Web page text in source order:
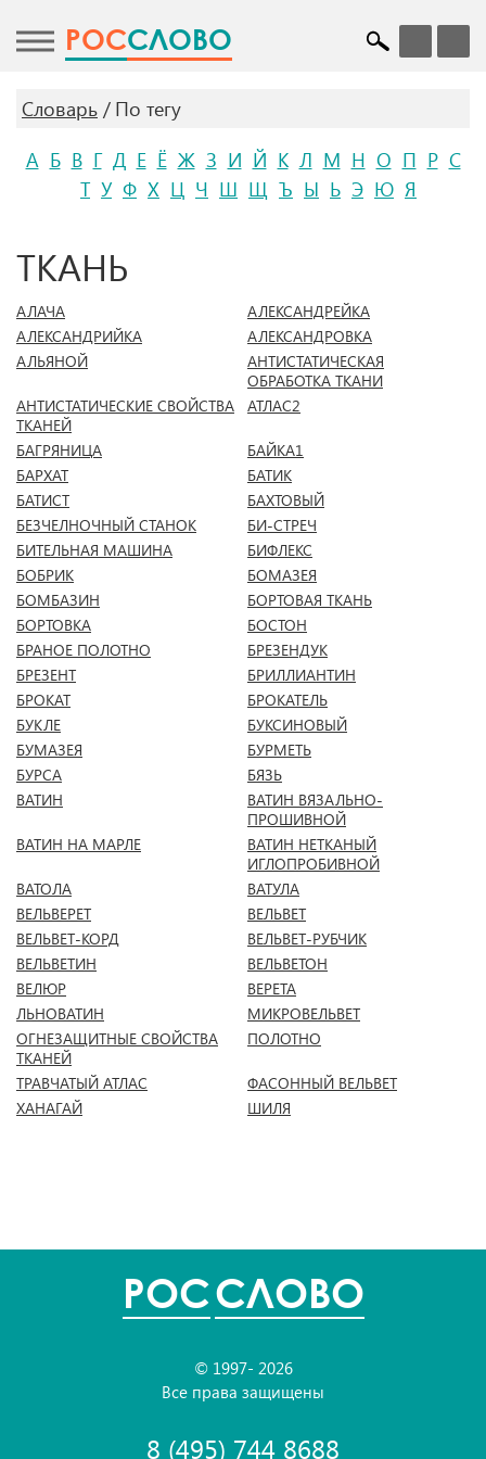
POCСЛОВО
Словарь
По тегу
А Б В Г Д Е Ё Ж З И Й К Л М Н О П Р С
Т У Ф Х Ц Ч Ш Щ Ъ Ы Ь Э Ю Я
ТКАНЬ
АЛАЧА
АЛЕКСАНДРЕЙКА
АЛЕКСАНДРИЙКА
АЛЕКСАНДРОВКА
АЛЬЯНОЙ
АНТИСТАТИЧЕСКАЯ
ОБРАБОТКА ТКАНИ
АНТИСТАТИЧЕСКИЕ СВОЙСТВА
ТКАНЕЙ
АТЛАС2
БАГРЯНИЦА
БАЙКА1
БАРХАТ
БАТИК
БАТИСТ
БАХТОВЫЙ
БЕЗЧЕЛНОЧНЫЙ СТАНОК
БИ-СТРЕЧ
БИТЕЛЬНАЯ МАШИНА
БИФЛЕКС
БОБРИК
БОМАЗЕЯ
БОМБАЗИН
БОРТОВАЯ ТКАНЬ
БОРТОВКА
БОСТОН
БРАНОЕ ПОЛОТНО
БРЕЗЕНДУК
БРЕЗЕНТ
БРИЛЛИАНТИН
БРОКАТ
БРОКАТЕЛЬ
БУКЛЕ
БУКСИНОВЫЙ
БУМАЗЕЯ
БУРМЕТЬ
БУРСА
БЯЗЬ
ВАТИН
ВАТИН ВЯЗАЛЬНО-
ПРОШИВНОЙ
ВАТИН НА МАРЛЕ
ВАТИН НЕТКАНЫЙ
ИГЛОПРОБИВНОЙ
ВАТОЛА
ВАТУЛА
ВЕЛЬВЕРЕТ
ВЕЛЬВЕТ
ВЕЛЬВЕТ-КОРД
ВЕЛЬВЕТ-РУБЧИК
ВЕЛЬВЕТИН
ВЕЛЬВЕТОН
ВЕЛЮР
ВЕРЕТА
ЛЬНОВАТИН
МИКРОВЕЛЬВЕТ
ОГНЕЗАЩИТНЫЕ СВОЙСТВА
ТКАНЕЙ
ПОЛОТНО
ТРАВЧАТЫЙ АТЛАС
ФАСОННЫЙ ВЕЛЬВЕТ
ХАНАГАЙ
ШИЛЯ
POCСЛОВО
© 1997- 2026
Все права защищены
8 (495) 744 8688